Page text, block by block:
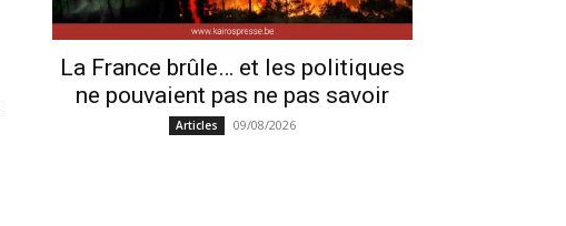
La France brûle… et les politiques
ne pouvaient pas ne pas savoir
Articles 09/08/2026